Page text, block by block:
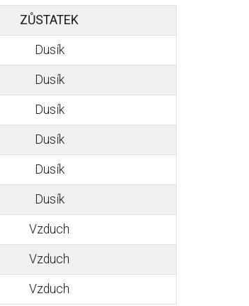
ZŮSTATEK
Dusík
Dusík
Dusík
Dusík
Dusík
Dusík
Vzduch
Vzduch
Vzduch